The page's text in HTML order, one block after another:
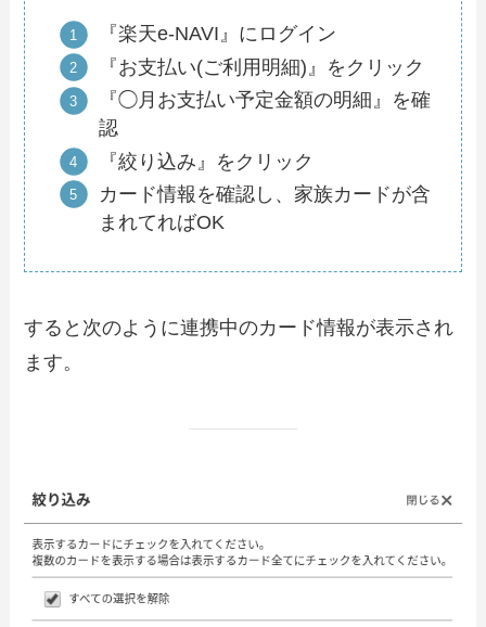
『楽天e-NAVI』にログイン
『お支払い(ご利用明細)』をクリック
『◯月お支払い予定金額の明細』を確
認
『絞り込み』をクリック
カード情報を確認し、家族カードが含
まれてればOK
すると次のように連携中のカード情報が表示され
ます。